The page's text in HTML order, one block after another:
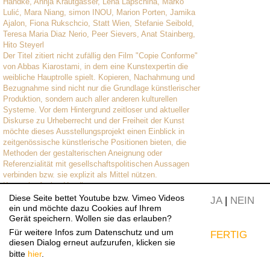
Lulić, Mara Niang, simon INOU, Marion Porten, Jamika
Ajalon, Fiona Rukschcio, Statt Wien, Stefanie Seibold,
Teresa Maria Diaz Nerio, Peer Sievers, Anat Stainberg,
Hito Steyerl
Der Titel zitiert nicht zufällig den Film "Copie Conforme"
von Abbas Kiarostami, in dem eine Kunstexpertin die
weibliche Hauptrolle spielt. Kopieren, Nachahmung und
Bezugnahme sind nicht nur die Grundlage künstlerischer
Produktion, sondern auch aller anderen kulturellen
Systeme. Vor dem Hintergrund zeitloser und aktueller
Diskurse zu Urheberrecht und der Freiheit der Kunst
möchte dieses Ausstellungsprojekt einen Einblick in
zeitgenössische künstlerische Positionen bieten, die
Methoden der gestalterischen Aneignung oder
Referenzialität mit gesellschaftspolitischen Aussagen
verbinden bzw. sie explizit als Mittel nützen.
Kuratorin: Amina Handke
© Copie non Conforme
Diese Seite bettet Youtube bzw. Vimeo Videos
ein und möchte dazu Cookies auf Ihrem
Gerät speichern. Wollen sie das erlauben?
JA| NEIN
Für weitere Infos zum Datenschutz und um
diesen Dialog erneut aufzurufen, klicken sie
bitte hier.
FERTIG